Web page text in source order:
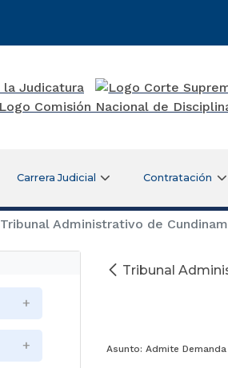
Carrera Judicial Contratación
Tribunal Administrativo de
Tribunal
Asunto: Admite Demanda